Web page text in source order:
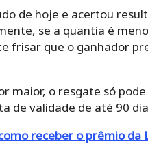
de hoje e acertou
se a quantia é
frisar que o ganhador
maior, o resgate só
de validade de até 90
receber o prêmio da